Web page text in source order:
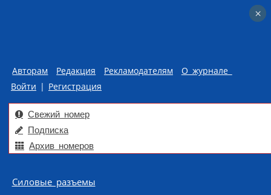
Авторам Редакция Рекламодателям
О журнале
Войти | Регистрация
Свежий номер
Подписка
Архив номеров
Skip to content
Силовые разъемы
×
×